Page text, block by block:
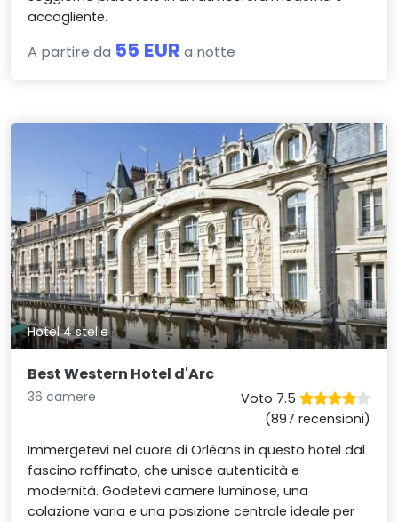
accogliente.
A partire da 55 EUR a notte
Hotel 4 stelle
Best Western Hotel d'Arc
36 camere
Voto 7.5
(897 recensioni)
Immergetevi nel cuore di Orléans in questo hotel dal
fascino raffinato, che unisce autenticità e
modernità. Godetevi camere luminose, una
colazione varia e una posizione centrale ideale per